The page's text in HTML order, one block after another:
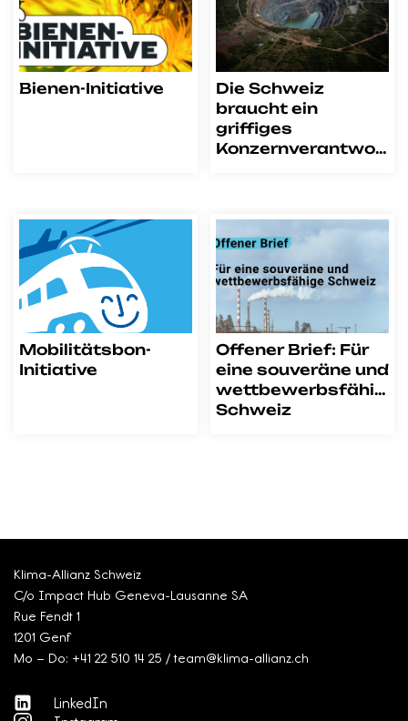
Bienen-Initiative
Die Schweiz
braucht ein
griffiges
Konzernverantwortungsgesetz
Mobilitätsbon-
Initiative
Offener Brief: Für
eine souveräne und
wettbewerbsfähige
Schweiz
Klima-Allianz Schweiz
C/o Impact Hub Geneva-Lausanne SA
Rue Fendt 1
1201 Genf
Mo – Do: +41 22 510 14 25 / team@klima-allianz.ch
LinkedIn